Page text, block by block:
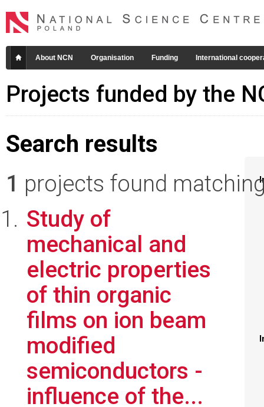
About NCN Organisation Funding International
Projects funded by the
Search results
1 projects found
Study of
mechanical and
electric properties
of thin organic
films on ion beam
modified
semiconductors -
influence of the...